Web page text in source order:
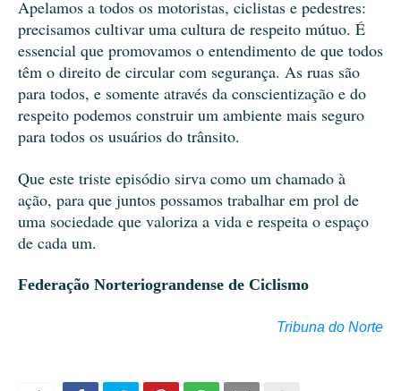
Apelamos a todos os motoristas, ciclistas e pedestres:
precisamos cultivar uma cultura de respeito mútuo. É
essencial que promovamos o entendimento de que todos
têm o direito de circular com segurança. As ruas são
para todos, e somente através da conscientização e do
respeito podemos construir um ambiente mais seguro
para todos os usuários do trânsito.
Que este triste episódio sirva como um chamado à
ação, para que juntos possamos trabalhar em prol de
uma sociedade que valoriza a vida e respeita o espaço
de cada um.
Federação Norteriograndense de Ciclismo
Tribuna do Norte